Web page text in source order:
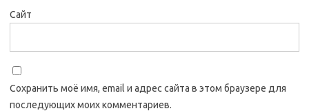
Сайт
Сохранить моё имя, email и адрес сайта в этом браузере для
последующих моих комментариев.